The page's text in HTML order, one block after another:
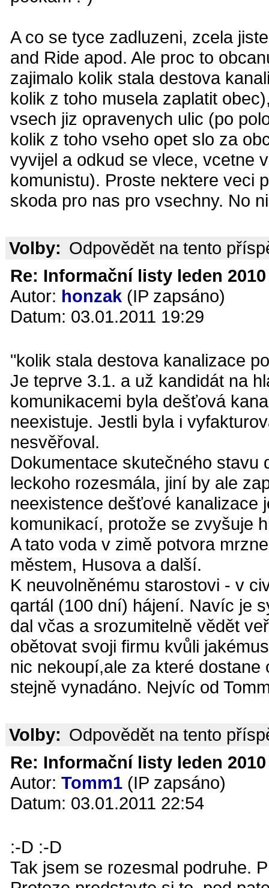
A co se tyce zadluzeni, zcela
and Ride apod. Ale proc to
zajimalo kolik stala destova
kolik z toho musela zaplatit
vsech jiz opravenych ulic (po
kolik z toho vseho opet slo za
vyvijel a odkud se vlece, vcetne
komunistu). Proste nektere veci
skoda pro nas pro vsechny. No
Volby: Odpovědět na tento
Re: Informační listy leden
Autor: honzak (IP zapsáno)
Datum: 03.01.2011 19:29
"kolik stala destova kanalizace
Je teprve 3.1. a už kandidát na
komunikacemi byla dešťová
neexistuje. Jestli byla i
nesvěřoval.
Dokumentace skutečného
leckoho rozesmála, jiní by ale
neexistence dešťové kanalizace
komunikací, protože se zvyšuje
A tato voda v zimě potvora
městem, Husova a další.
K neuvolněnému starostovi - v
qartál (100 dní) hájení. Navíc je
dal včas a srozumitelně vědět
obětovat svoji firmu kvůli
nic nekoupí,ale za které
stejně vynadáno. Nejvíc od
Volby: Odpovědět na tento
Re: Informační listy leden
Autor: Tomm1 (IP zapsáno)
Datum: 03.01.2011 22:54
:-D :-D
Tak jsem se rozesmal podruhe.